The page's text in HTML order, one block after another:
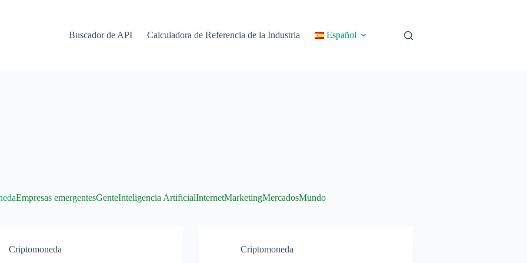
Buscador de API
Calculadora de Referencia de la Industria Español
Empresas emergentesGenteInteligencia ArtificialInternetMarketingMercadosMundo
Criptomoneda Criptomoneda